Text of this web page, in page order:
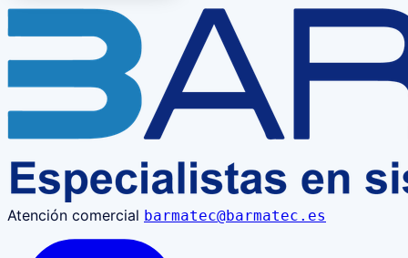
Atención comercial barmatec@barmatec.es